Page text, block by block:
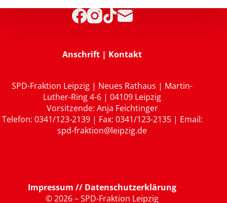
Anschrift | Kontakt
SPD-Fraktion Leipzig | Neues Rathaus | Martin-
Luther-Ring 4-6 | 04109 Leipzig
Vorsitzende: Anja Feichtinger
Telefon: 0341/123-2139 | Fax: 0341/123-2135 | Email:
spd-fraktion@leipzig.de
Impressum // Datenschutzerklärung
© 2026 – SPD-Fraktion Leipzig